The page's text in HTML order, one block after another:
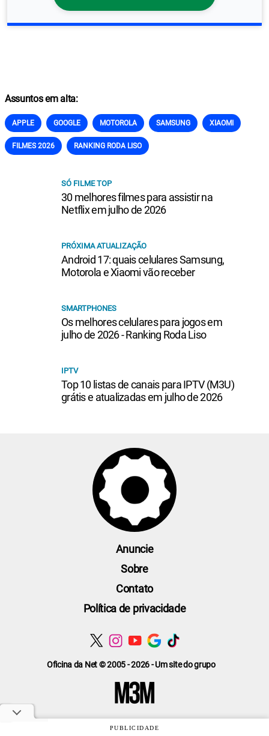
Assuntos em alta:
APPLE GOOGLE MOTOROLA SAMSUNG XIAOMI
FILMES 2026 RANKING RODA LISO
SÓ FILME TOP
30 melhores filmes para assistir na
Netflix em julho de 2026
PRÓXIMA ATUALIZAÇÃO
Android 17: quais celulares Samsung,
Motorola e Xiaomi vão receber
SMARTPHONES
Os melhores celulares para jogos em
julho de 2026 - Ranking Roda Liso
IPTV
Top 10 listas de canais para IPTV (M3U)
grátis e atualizadas em julho de 2026
Oficina da Net © 2005 - 2026 - Um site do grupo
Anuncie
Sobre
Contato
Política de privacidade
PUBLICIDADE